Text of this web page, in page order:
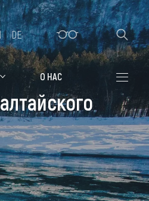
зимовка
отели
базы
О НАС
DE